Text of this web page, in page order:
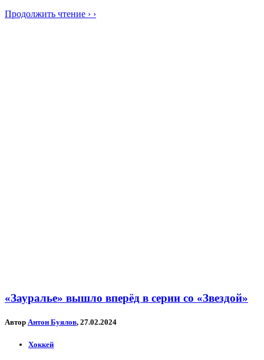
Продолжить чтение › ›
«Зауралье» вышло вперёд в серии со «Звездой»
Автор Антон Буялов, 27.02.2024
Хоккей